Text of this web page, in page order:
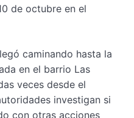
de octubre en el
caminando hasta la
en el barrio Las
veces desde el
investigan si
con otras acciones